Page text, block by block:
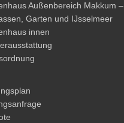
Außenbereich Makkum –
Garten und IJsselmeer
innen